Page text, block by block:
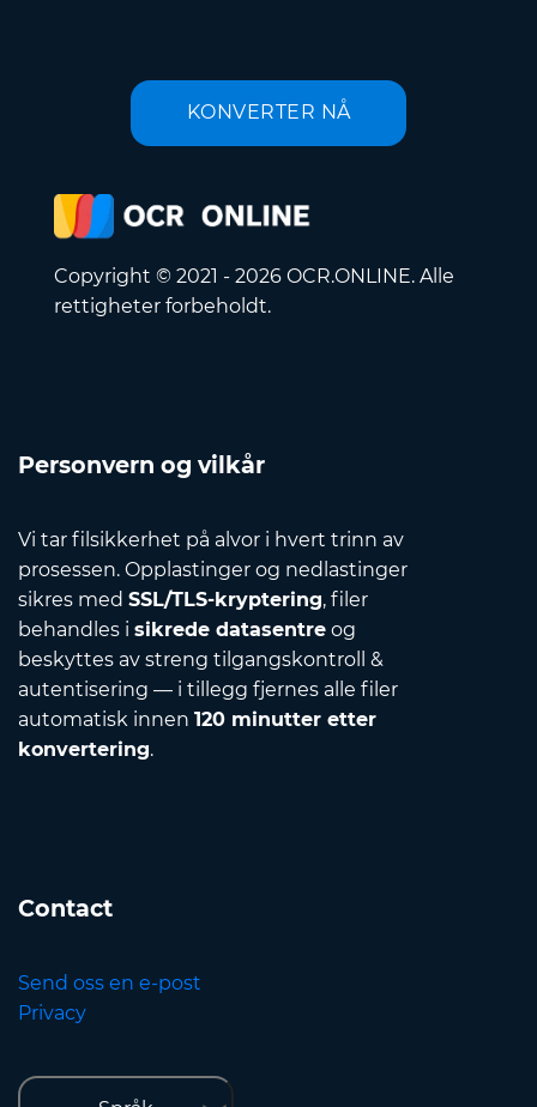
KONVERTER NÅ
Copyright © 2021 - 2026 OCR.ONLINE. Alle
rettigheter forbeholdt.
Personvern og vilkår
Vi tar filsikkerhet på alvor i hvert trinn av
prosessen. Opplastinger og nedlastinger
sikres med SSL/TLS-kryptering, filer
behandles i sikrede datasentre og
beskyttes av streng tilgangskontroll &
autentisering — i tillegg fjernes alle filer
automatisk innen 120 minutter etter
konvertering.
Contact
Send oss en e-post
Privacy